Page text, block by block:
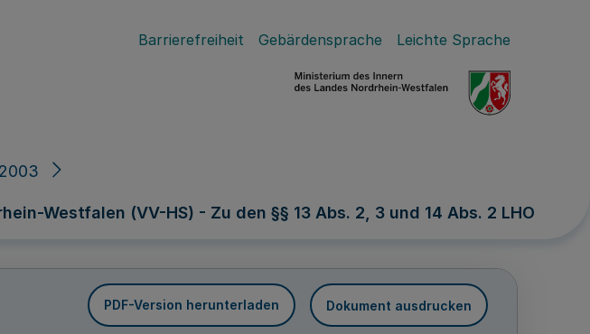
Barrierefreiheit Gebärdensprache Leichte Sprache
Westfalen (VV-HS) - Zu den §§ 13 Abs. 2, 3 und 14 Abs. 2 LHO
PDF-Version herunterladen Dokument ausdrucken